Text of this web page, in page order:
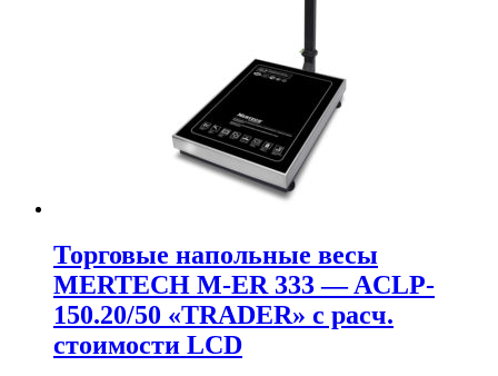
Торговые напольные весы
MERTECH M-ER 333 — ACLP-
150.20/50 «TRADER» с расч.
стоимости LCD